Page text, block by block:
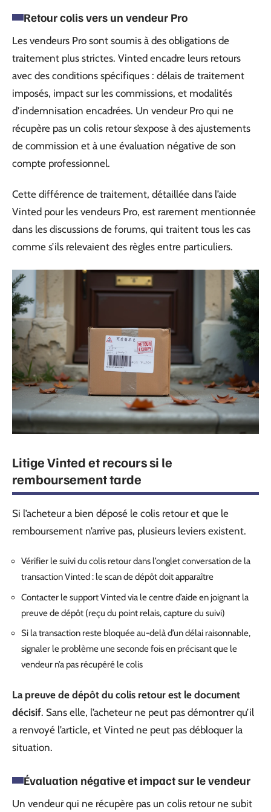
Retour colis vers un vendeur Pro
Les vendeurs Pro sont soumis à des obligations de
traitement plus strictes. Vinted encadre leurs retours
avec des conditions spécifiques : délais de traitement
imposés, impact sur les commissions, et modalités
d’indemnisation encadrées. Un vendeur Pro qui ne
récupère pas un colis retour s’expose à des ajustements
de commission et à une évaluation négative de son
compte professionnel.
Cette différence de traitement, détaillée dans l’aide
Vinted pour les vendeurs Pro, est rarement mentionnée
dans les discussions de forums, qui traitent tous les cas
comme s’ils relevaient des règles entre particuliers.
Litige Vinted et recours si le
remboursement tarde
Si l’acheteur a bien déposé le colis retour et que le
remboursement n’arrive pas, plusieurs leviers existent.
Vérifier le suivi du colis retour dans l’onglet conversation de la
transaction Vinted : le scan de dépôt doit apparaître
Contacter le support Vinted via le centre d’aide en joignant la
preuve de dépôt (reçu du point relais, capture du suivi)
Si la transaction reste bloquée au-delà d’un délai raisonnable,
signaler le problème une seconde fois en précisant que le
vendeur n’a pas récupéré le colis
La preuve de dépôt du colis retour est le document
décisif. Sans elle, l’acheteur ne peut pas démontrer qu’il
a renvoyé l’article, et Vinted ne peut pas débloquer la
situation.
Évaluation négative et impact sur le vendeur
Un vendeur qui ne récupère pas un colis retour ne subit